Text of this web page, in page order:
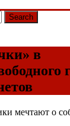
Search
в
мечтают о